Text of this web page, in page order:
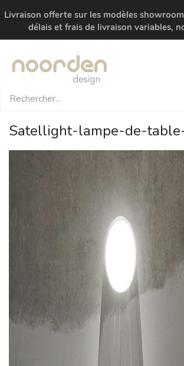
Livraison offerte sur les modèles
délais et frais de livraison variables,
Satellight-lampe-de-